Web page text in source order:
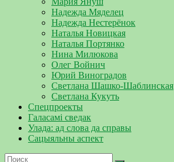
Надежда Мяделец
Надежда Нестерёнок
Наталья Новицкая
Наталья Портянко
Нина Милюкова
Олег Войнич
Юрий Виноградов
Светлана Шашко-Шаблинская
Светлана Кукуть
Спецпроекты
Галасамі сведак
Улада: ад слова да справы
Сацыяльны аспект